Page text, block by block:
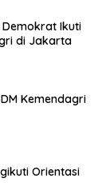
Demokrat Ikuti
di Jakarta
Kemendagri
Orientasi